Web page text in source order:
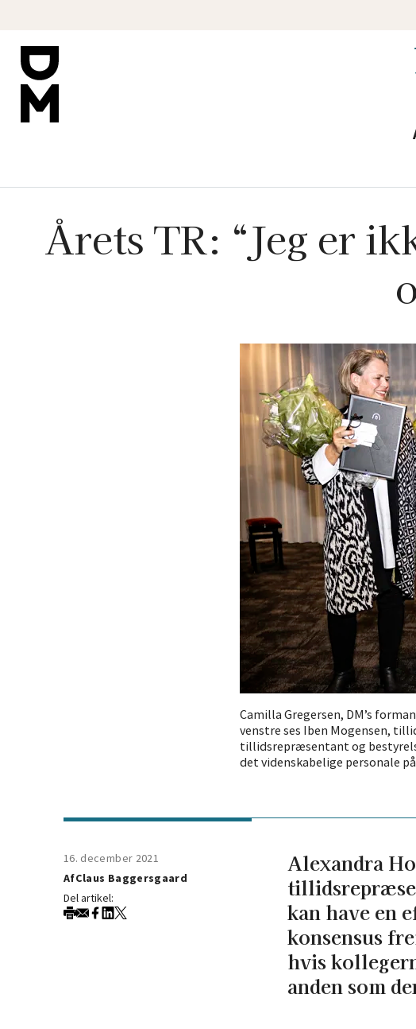
Årets TR: “Jeg er
Camilla Gregersen, DM’s
venstre ses Iben Mogensen,
tillidsrepræsentant og
det videnskabelige personale
16. december 2021
AfClaus Baggersgaard
Del artikel:
Alexandra
kan have en
konsensus
hvis
anden som